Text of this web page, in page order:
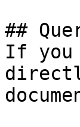
##
If you